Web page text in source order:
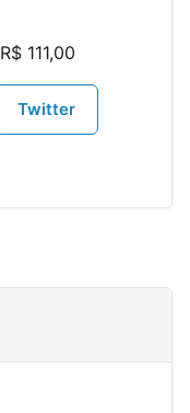
R$ 111,00
Twitter